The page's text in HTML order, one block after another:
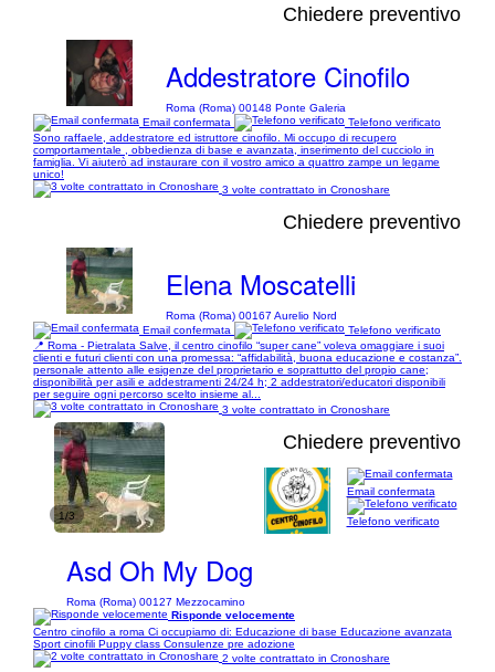
Chiedere preventivo
Addestratore Cinofilo
Roma (Roma) 00148 Ponte Galeria
Email confermata
Telefono verificato
Sono raffaele, addestratore ed istruttore cinofilo. Mi occupo di recupero
comportamentale , obbedienza di base e avanzata, inserimento del cucciolo in
famiglia. Vi aiuterò ad instaurare con il vostro amico a quattro zampe un legame
unico!
3 volte contrattato in Cronoshare
Chiedere preventivo
Elena Moscatelli
Roma (Roma) 00167 Aurelio Nord
Email confermata
Telefono verificato
📍 Roma - Pietralata Salve, il centro cinofilo “super cane” voleva omaggiare i suoi
clienti e futuri clienti con una promessa: “affidabilità, buona educazione e costanza”.
personale attento alle esigenze del proprietario e soprattutto del propio cane;
disponibilità per asili e addestramenti 24/24 h; 2 addestratori/educatori disponibili
per seguire ogni percorso scelto insieme al...
3 volte contrattato in Cronoshare
1/3
Chiedere preventivo
Asd Oh My Dog
Roma (Roma) 00127 Mezzocamino
Email confermata
Telefono verificato
Risponde velocemente
Centro cinofilo a roma Ci occupiamo di: Educazione di base Educazione avanzata
Sport cinofili Puppy class Consulenze pre adozione
2 volte contrattato in Cronoshare